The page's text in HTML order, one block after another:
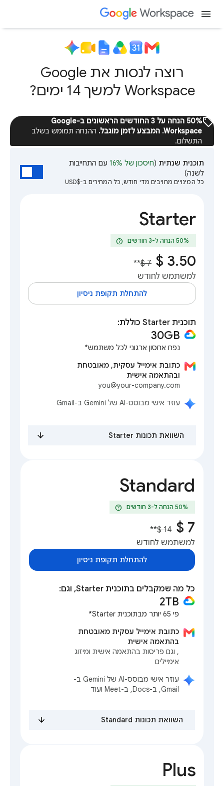
menu
רוצה לנסות את Google
Workspace למשך 14 ימים?
sell
‫50% הנחה על 3 החודשים הראשונים ב-Google
Workspace. המבצע לזמן מוגבל.
ההנחה תמומש בשלב
התשלום.
תוכנית שנתית (חיסכון של 16%
עם התחייבות
לשנה)
כל המינויים מחויבים מדי חודש, כל המחירים ב-$USD
Starter
help
**
למשתמש לחודש
להתחלת תקופת ניסיון
תוכנית Starter כוללת:
30GB‎
נפח אחסון ארגוני לכל משתמש*
כתובת אימייל עסקית, מאובטחת
ובהתאמה אישית
you@your-company.com
עוזר אישי מבוסס-AI של Gemini ב-Gmail
השוואת תכונות Starter
Standard
help
**
למשתמש לחודש
להתחלת תקופת ניסיון
כל מה שמקבלים בתוכנית Starter, וגם:
2TB
פי 65 יותר מבתוכנית Starter*
כתובת אימייל עסקית מאובטחת
בהתאמה אישית
, וגם פריסות בהתאמה אישית ומיזוג
אימיילים
עוזר אישי מבוסס-AI של Gemini ב-
Gmail, ב-Docs, ב-Meet ועוד
השוואת תכונות Standard
Plus